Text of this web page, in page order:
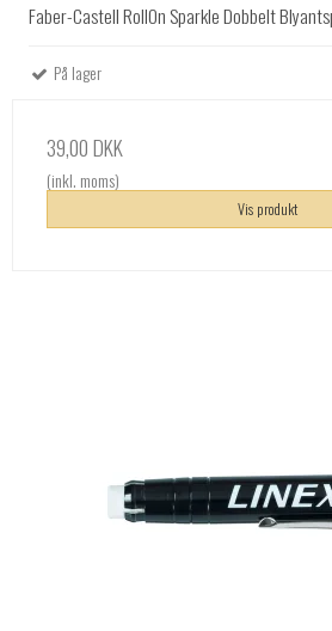
Faber-Castell RollOn Sparkle Dobbelt
På lager
39,00 DKK
(inkl. moms)
Vis produkt